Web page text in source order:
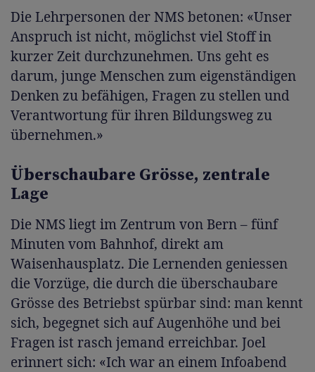
Die Lehrpersonen der NMS betonen: «Unser
Anspruch ist nicht, möglichst viel Stoff in
kurzer Zeit durchzunehmen. Uns geht es
darum, junge Menschen zum eigenständigen
Denken zu befähigen, Fragen zu stellen und
Verantwortung für ihren Bildungsweg zu
übernehmen.»
Überschaubare Grösse, zentrale
Lage
Die NMS liegt im Zentrum von Bern–fünf
Minuten vom Bahnhof, direkt am
Waisenhausplatz. Die Lernenden geniessen
die Vorzüge, die durch die überschaubare
Grösse des Betriebst spürbar sind: man kennt
sich, begegnet sich auf Augenhöhe und bei
Fragen ist rasch jemand erreichbar. Joel
erinnert sich: «Ich war an einem Infoabend